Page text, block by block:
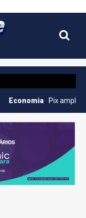
Pix amplia participação